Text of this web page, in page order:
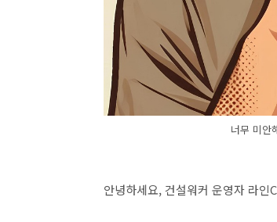
너무 미안
안녕하세요, 건설워커 운영자 라인